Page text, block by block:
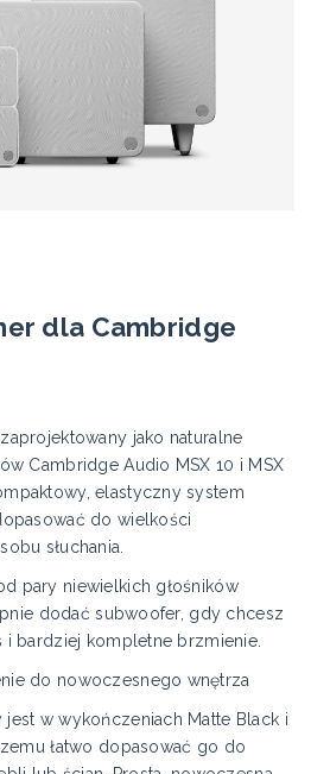
dla Cambridge
jako naturalne
Cambridge Audio MSX 10 i MSX
elastyczny system
do wielkości
słuchania.
pary niewielkich głośników
dodać subwoofer, gdy chcesz
i bardziej kompletne brzmienie.
do nowoczesnego wnętrza
w wykończeniach Matte Black i
łatwo dopasować go do